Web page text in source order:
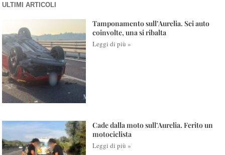
ULTIMI ARTICOLI
Tamponamento sull’Aurelia. Sei auto
coinvolte, una si ribalta
Leggi di più »
Cade dalla moto sull’Aurelia. Ferito un
motociclista
Leggi di più »